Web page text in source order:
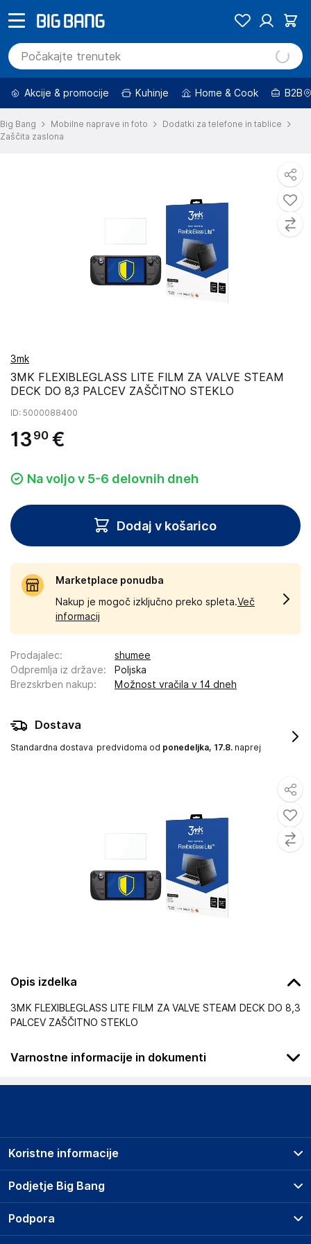
Akcije & promocije Kuhinje Home & Cook B2B
Big Bang Mobilne naprave in foto
Dodatki za telefone in tablice
Zaščita zaslona
Opis izdelka
3MK FLEXIBLEGLASS LITE FILM ZA VALVE STEAM DECK DO 8,3
PALCEV ZAŠČITNO STEKLO
Varnostne informacije in dokumenti
Podatki o proizvajalcu
3mk
Poljska
3mk
3MK FLEXIBLEGLASS LITE FILM ZA VALVE STEAM
DECK DO 8,3 PALCEV ZAŠČITNO STEKLO
ID: 5000088400
13 90 €
Na voljo v 5-6 delovnih dneh
Dodaj v košarico
Marketplace ponudba
Nakup je mogoč izključno preko spleta.Več
informacij
Prodajalec:
shumee
Odpremlja iz države:
Poljska
Brezskrben nakup: Možnost vračila v 14 dneh
Dostava
Standardna dostava predvidoma od ponedeljka, 17.8. naprej
Podjetje Big Bang
O podjetju
Koristne informacije
Prodajna mesta
Storitve
Dostava, vnos in odvoz
Podpora